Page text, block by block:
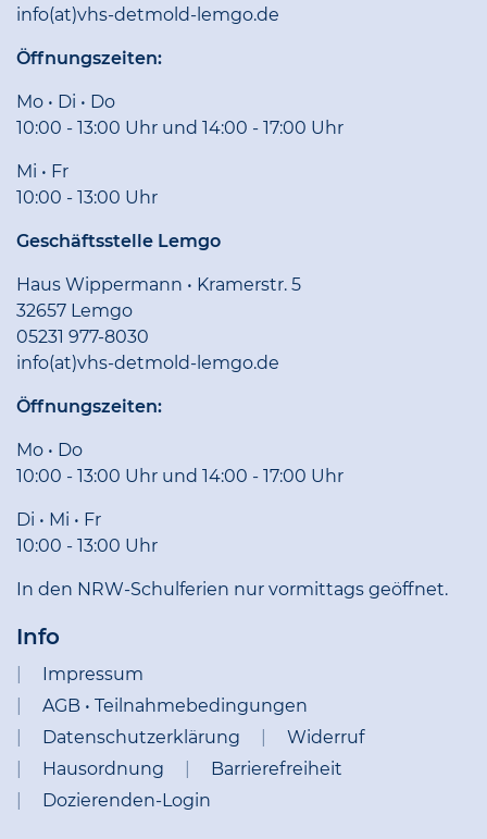
info(at)vhs-detmold-lemgo.de
Öffnungszeiten:
Mo • Di • Do
10:00 - 13:00 Uhr und 14:00 - 17:00 Uhr
Mi • Fr
10:00 - 13:00 Uhr
Geschäftsstelle Lemgo
Haus Wippermann • Kramerstr. 5
32657 Lemgo
05231 977-8030
info(at)vhs-detmold-lemgo.de
Öffnungszeiten:
Mo • Do
10:00 - 13:00 Uhr und 14:00 - 17:00 Uhr
Di • Mi • Fr
10:00 - 13:00 Uhr
In den NRW-Schulferien nur vormittags geöffnet.
Info
Impressum
AGB • Teilnahmebedingungen
Datenschutzerklärung
Widerruf
Hausordnung
Barrierefreiheit
Dozierenden-Login